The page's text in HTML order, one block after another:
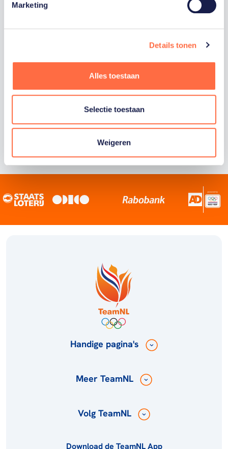
Marketing
Details tonen
Alles toestaan
Selectie toestaan
Weigeren
Handige pagina's
Meer TeamNL
Volg TeamNL
Download de TeamNL App